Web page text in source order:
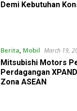
Demi Kebutuhan
Berita Mobil March 19,
Mitsubishi Motors
Perdagangan
Zona ASEAN